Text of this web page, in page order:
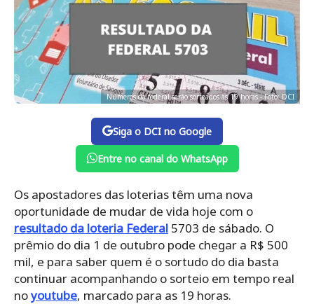
Números da federal serão sorteados às 19 horas - Foto: DCI
Siga o DCI no Google
Entre no canal do WhatsApp
Os apostadores das loterias têm uma nova
oportunidade de mudar de vida hoje com o
resultado da loteria Federal 5703 de sábado. O
prêmio do dia 1 de outubro pode chegar a R$ 500
mil, e para saber quem é o sortudo do dia basta
continuar acompanhando o sorteio em tempo real
noyoutube, marcado para as 19 horas.